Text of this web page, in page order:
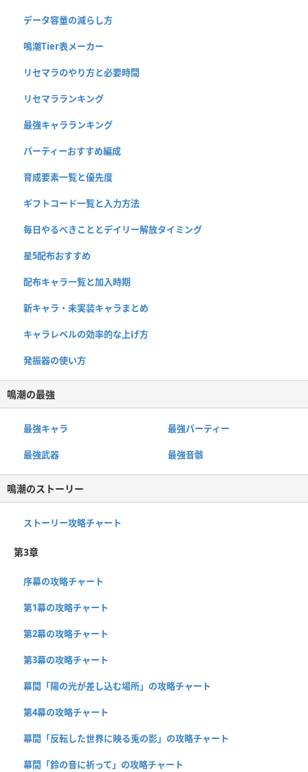
データ容量の減らし方
鳴潮Tier表メーカー
リセマラのやり方と必要時間
リセマラランキング
最強キャラランキング
パーティーおすすめ編成
育成要素一覧と優先度
ギフトコード一覧と入力方法
毎日やるべきこととデイリー解放タイミング
星5配布おすすめ
配布キャラ一覧と加入時期
新キャラ・未実装キャラまとめ
キャラレベルの効率的な上げ方
発振器の使い方
鳴潮の最強
最強キャラ 最強パーティー
最強武器 最強音骸
鳴潮のストーリー
ストーリー攻略チャート
第3章
序幕の攻略チャート
第1幕の攻略チャート
第2幕の攻略チャート
第3幕の攻略チャート
幕間「陽の光が差し込む場所」の攻略チャート
第4幕の攻略チャート
幕間「反転した世界に映る兎の影」の攻略チャート
幕間「鈴の音に祈って」の攻略チャート